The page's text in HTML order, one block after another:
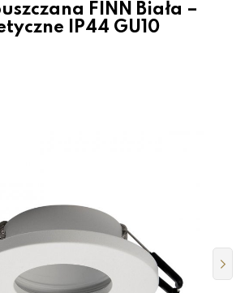
FINN Biała –
IP44 GU10